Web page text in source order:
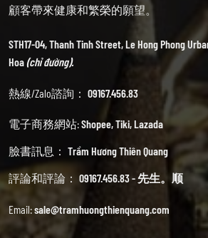
顧客帶來健康和繁榮的願望。
STH17-04, Thanh Tinh Street, Le Hong Phong
Hoa(chỉ đường).
熱線/Zalo諮詢： 09167.456.83
電子商務網站:Shopee,Tiki,Lazada
臉書訊息： Trầm Hương Thiên Quang
評論和評論： 09167.456.83 - 先生。顺
Email:sale@tramhuongthienquang.com